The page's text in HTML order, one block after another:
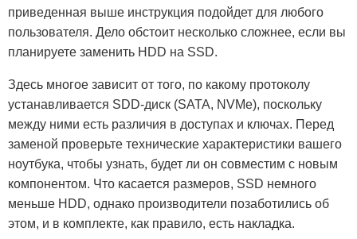
приведенная выше инструкция подойдет для любого
пользователя. Дело обстоит несколько сложнее, если вы
планируете заменить HDD на SSD.
Здесь многое зависит от того, по какому протоколу
устанавливается SDD-диск (SATA, NVMe), поскольку
между ними есть различия в доступах и ключах. Перед
заменой проверьте технические характеристики вашего
ноутбука, чтобы узнать, будет ли он совместим с новым
компонентом. Что касается размеров, SSD немного
меньше HDD, однако производители позаботились об
этом, и в комплекте, как правило, есть накладка.